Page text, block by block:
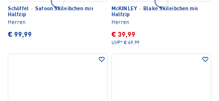
Schöffel · Safoon Skileibchen mit
Halfzip
Herren
€ 99,99
McKINLEY · Blake Skileibchen mit
Halfzip
Herren
€ 39,99
UVP* € 69,99